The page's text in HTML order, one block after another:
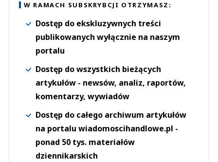
W RAMACH SUBSKRYBCJI OTRZYMASZ:
Dostęp do ekskluzywnych treści
publikowanych wyłącznie na naszym
portalu
Dostęp do wszystkich bieżących
artykułów - newsów, analiz, raportów,
komentarzy, wywiadów
Dostęp do całego archiwum artykułów
na portalu wiadomoscihandlowe.pl -
ponad 50 tys. materiałów
dziennikarskich